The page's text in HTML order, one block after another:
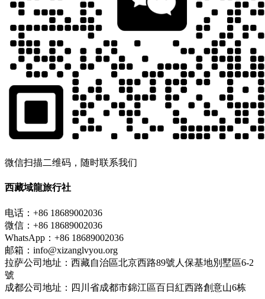
微信扫描二维码，随时联系我们
西藏域龍旅行社
电话：+86 18689002036
微信：+86 18689002036
WhatsApp：+86 18689002036
邮箱：info@xizanglvyou.org
拉萨公司地址：西藏自治區北京西路89號人保基地別墅區6-2
號
成都公司地址：四川省成都市錦江區百日紅西路創意山6栋